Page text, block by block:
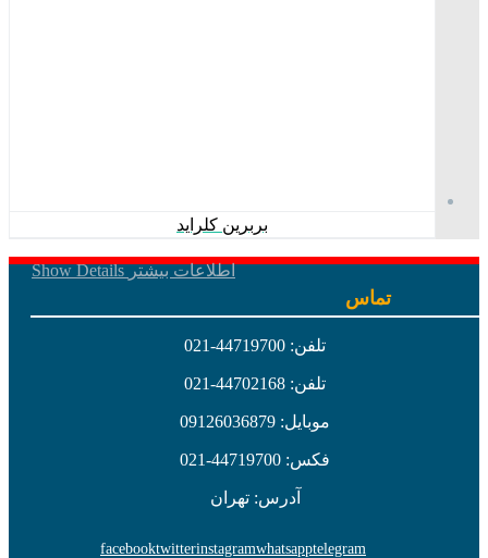
بربرین کلراید
اطلاعات بیشترShow Details
تماس
تلفن: 44719700-021
تلفن: 44702168-021
موبایل: 09126036879
فکس: 44719700-021
آدرس: تهران
telegram
whatsapp
instagram
twitter
facebook